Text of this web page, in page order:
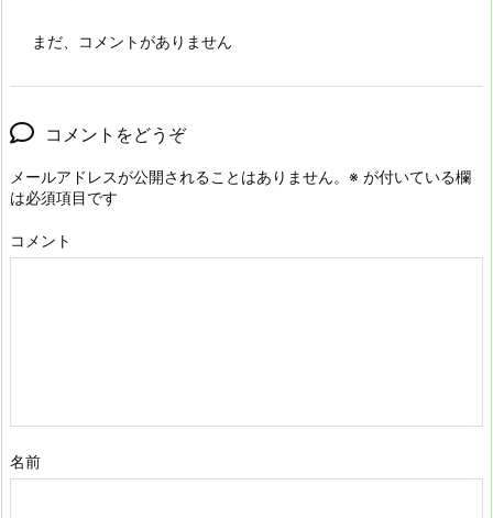
まだ、コメントがありません
コメントをどうぞ
メールアドレスが公開されることはありません。 ※ が付いている欄
は必須項目です
コメント
名前